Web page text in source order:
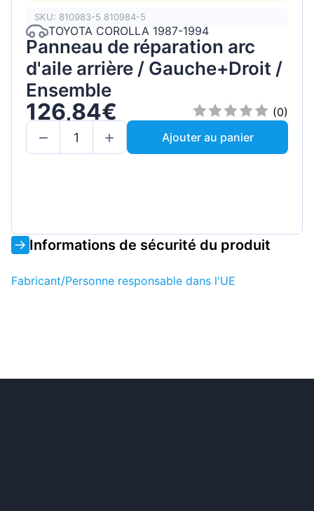
SKU: 810983-5 810984-5
TOYOTA COROLLA 1987-1994
Panneau de réparation arc
d'aile arrière / Gauche+Droit /
Ensemble
126,84€
(0)
Ajouter au panier
Informations de sécurité du produit
Fabricant/Personne responsable dans l'UE